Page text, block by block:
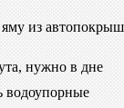
из
нужно в дне
водоупорные